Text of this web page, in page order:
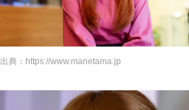
出典： https://www.manetama.jp